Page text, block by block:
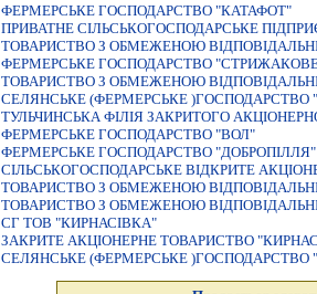
ФЕРМЕРСЬКЕ ГОСПОДАРСТВО "КАТАФОТ"
ПРИВАТНЕ СIЛЬСЬКОГОСПОДАРСЬКЕ
ТОВАРИСТВО З ОБМЕЖЕНОЮ
ФЕРМЕРСЬКЕ ГОСПОДАРСТВО
ТОВАРИСТВО З ОБМЕЖЕНОЮ
СЕЛЯНСЬКЕ (ФЕРМЕРСЬКЕ )ГОСПОДАРСТВО
ТУЛЬЧИНСЬКА ФIЛIЯ ЗАКРИТОГО
ФЕРМЕРСЬКЕ ГОСПОДАРСТВО "ВОЛ"
ФЕРМЕРСЬКЕ ГОСПОДАРСТВО "ДОБРОПІЛЛЯ"
СIЛЬСЬКОГОСПОДАРСЬКЕ ВIДКРИТЕ
ТОВАРИСТВО З ОБМЕЖЕНОЮ
ТОВАРИСТВО З ОБМЕЖЕНОЮ
СГ ТОВ "КИРНАСІВКА"
ЗАКРИТЕ АКЦIОНЕРНЕ ТОВАРИСТВО
СЕЛЯНСЬКЕ (ФЕРМЕРСЬКЕ )ГОСПОДАРСТВО